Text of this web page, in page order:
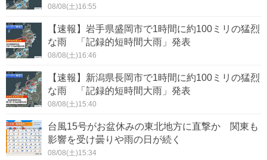
08/08(土)16:55
【速報】岩手県盛岡市で1時間に約100ミリの猛烈
な雨 「記録的短時間大雨」発表
08/08(土)16:46
【速報】新潟県長岡市で1時間に約100ミリの猛烈
な雨 「記録的短時間大雨」発表
08/08(土)15:40
台風15号がお盆休みの東北地方に直撃か 関東も
影響を受け曇りや雨の日が続く
08/08(土)15:34